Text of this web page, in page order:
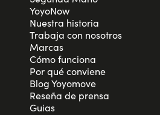
YoyoNow
Nuestra historia
Trabaja con nosotros
Marcas
Cómo funciona
Por qué conviene
Blog Yoyomove
Reseña de prensa
Guias